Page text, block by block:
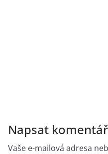
Napsat komentář
Vaše e-mailová adresa